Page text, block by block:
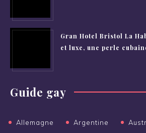
Gran Hotel Bristol La
et luxe, une perle
Guide gay
Allemagne Argentine